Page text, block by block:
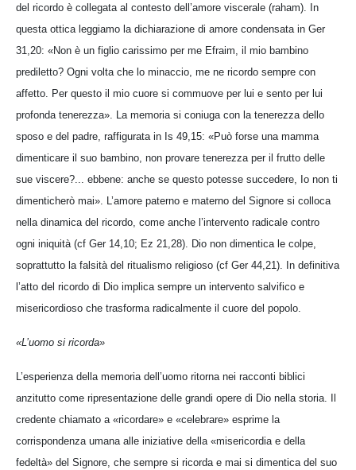
del ricordo è collegata al contesto dell’amore viscerale (raham). In
questa ottica leggiamo la dichiarazione di amore condensata in Ger
31,20: «Non è un figlio carissimo per me Efraim, il mio bambino
prediletto? Ogni volta che lo minaccio, me ne ricordo sempre con
affetto. Per questo il mio cuore si commuove per lui e sento per lui
profonda tenerezza». La memoria si coniuga con la tenerezza dello
sposo e del padre, raffigurata in Is 49,15: «Può forse una mamma
dimenticare il suo bambino, non provare tenerezza per il frutto delle
sue viscere?... ebbene: anche se questo potesse succedere, Io non ti
dimenticherò mai». L’amore paterno e materno del Signore si colloca
nella dinamica del ricordo, come anche l’intervento radicale contro
ogni iniquità (cf Ger 14,10; Ez 21,28). Dio non dimentica le colpe,
soprattutto la falsità del ritualismo religioso (cf Ger 44,21). In definitiva
l’atto del ricordo di Dio implica sempre un intervento salvifico e
misericordioso che trasforma radicalmente il cuore del popolo.
«L’uomo si ricorda»
L’esperienza della memoria dell’uomo ritorna nei racconti biblici
anzitutto come ripresentazione delle grandi opere di Dio nella storia. Il
credente chiamato a «ricordare» e «celebrare» esprime la
corrispondenza umana alle iniziative della «misericordia e della
fedeltà» del Signore, che sempre si ricorda e mai si dimentica del suo